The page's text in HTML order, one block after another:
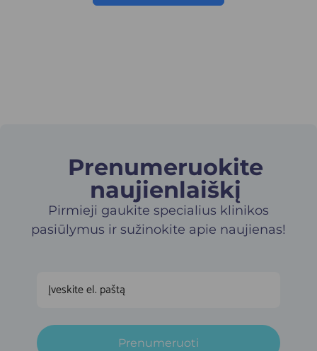
Prenumeruokite
naujienlaiškį​
Pirmieji gaukite specialius klinikos
pasiūlymus ir sužinokite apie naujienas!
Prenumeruoti